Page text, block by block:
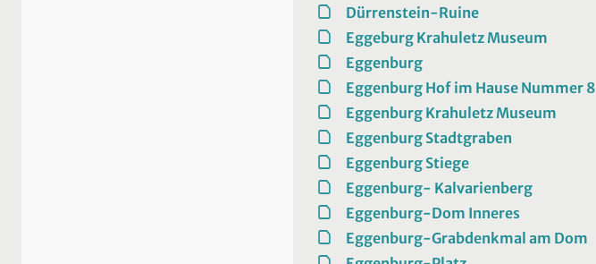
Dürrenstein-Ruine
Eggeburg Krahuletz Museum
Eggenburg
Eggenburg Hof im Hause Nummer 8
Eggenburg Krahuletz Museum
Eggenburg Stadtgraben
Eggenburg Stiege
Eggenburg- Kalvarienberg
Eggenburg-Dom Inneres
Eggenburg-Grabdenkmal am Dom